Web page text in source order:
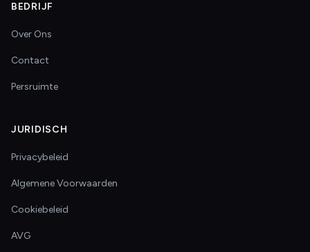
BEDRIJF
Over Ons
Contact
Persruimte
JURIDISCH
Privacybeleid
Algemene Voorwaarden
Cookiebeleid
AVG